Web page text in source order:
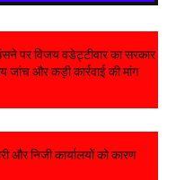
पर विजय वडेट्टीवार का सरकार
जांच और कड़ी कार्रवाई की मांग
और निजी कार्यालयों को कारण